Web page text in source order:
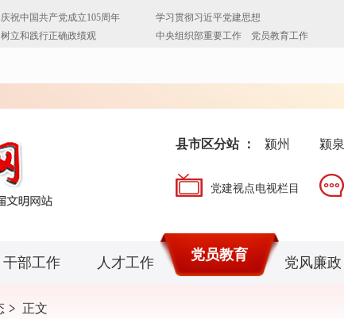
县市区分站 ： 颍州 颍泉
党建视点电视栏目
干部工作 人才工作 党员教育 党风廉政
正文